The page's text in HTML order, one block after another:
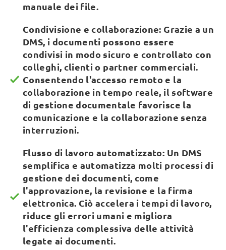
manuale dei file.
Condivisione e collaborazione: Grazie a un
DMS, i documenti possono essere
condivisi in modo sicuro e controllato con
colleghi, clienti o partner commerciali.
Consentendo l'accesso remoto e la
collaborazione in tempo reale, il software
di gestione documentale favorisce la
comunicazione e la collaborazione senza
interruzioni.
Flusso di lavoro automatizzato: Un DMS
semplifica e automatizza molti processi di
gestione dei documenti, come
l'approvazione, la revisione e la firma
elettronica. Ciò accelera i tempi di lavoro,
riduce gli errori umani e migliora
l'efficienza complessiva delle attività
legate ai documenti.